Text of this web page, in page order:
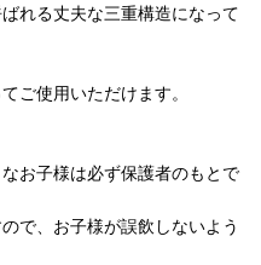
れる丈夫な三重構造になって
ご使用いただけます。
お子様は必ず保護者のもとで
で、お子様が誤飲しないよう